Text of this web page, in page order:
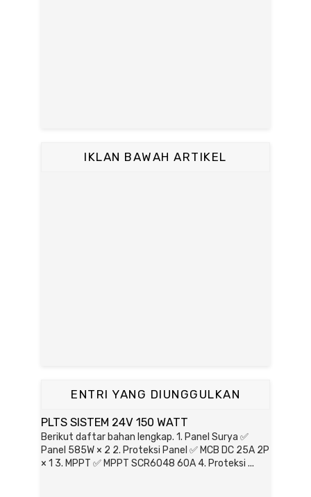
IKLAN BAWAH ARTIKEL
ENTRI YANG DIUNGGULKAN
PLTS SISTEM 24V 150 WATT
Berikut daftar bahan lengkap. 1. Panel Surya ✅
Panel 585W × 2 2. Proteksi Panel ✅ MCB DC 25A 2P
× 1 3. MPPT ✅ MPPT SCR6048 60A 4. Proteksi ...